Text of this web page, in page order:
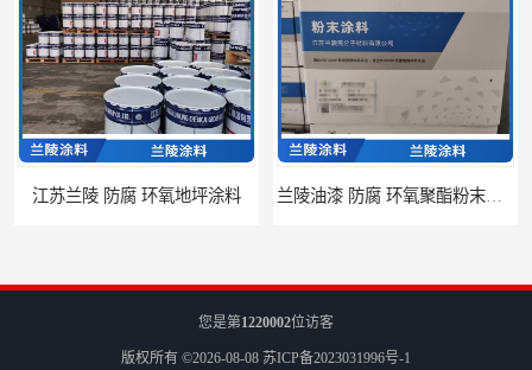
江苏兰陵 防腐 环氧地坪涂料
您是第1220002位访客
版权所有 ©2026-08-08 苏ICP备2023031996号-1